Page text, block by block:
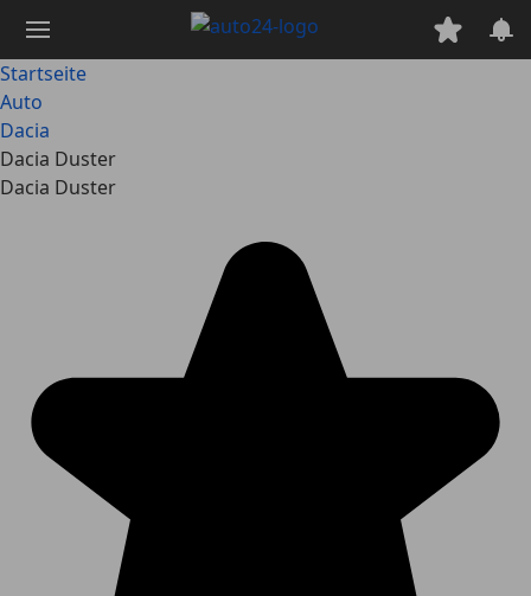
Hauptinhalt
springen
Startseite
Auto
Dacia
Dacia Duster
Dacia Duster